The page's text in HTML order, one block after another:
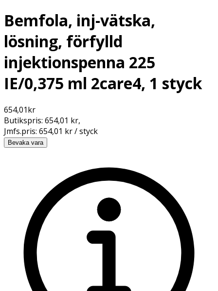
Bemfola, inj-vätska,
lösning, förfylld
injektionspenna 225
IE/0,375 ml 2care4, 1 styck
654,01kr
Butikspris: 654,01 kr,
Jmfs.pris: 654,01 kr / styck
Bevaka vara